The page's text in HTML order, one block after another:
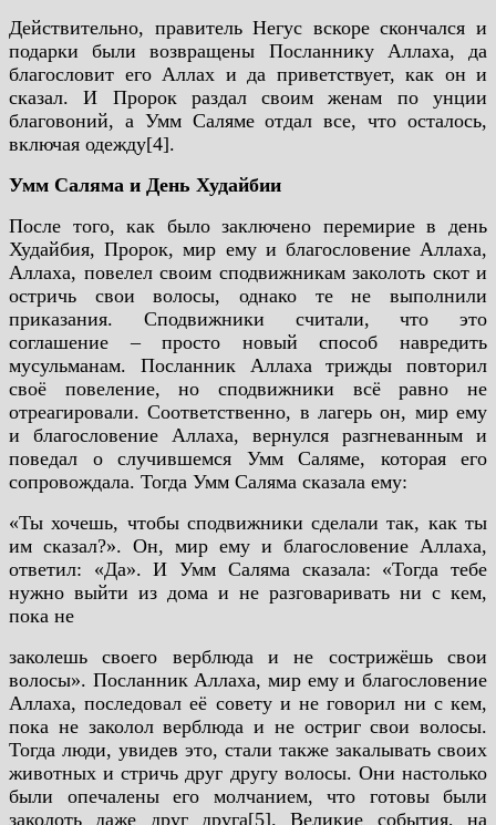
Действительно, правитель Негус вскоре скончался и
подарки были возвращены Посланнику Аллаха, да
благословит его Аллах и да приветствует, как он и
сказал. И Пророк раздал своим женам по унции
благовоний, а Умм Саляме отдал все, что осталось,
включая одежду[4].
Умм Саляма и День Худайбии
После того, как было заключено перемирие в день
Худайбия, Пророк, мир ему и благословение Аллаха,
Аллаха, повелел своим сподвижникам заколоть скот и
остричь свои волосы, однако те не выполнили
приказания. Сподвижники считали, что это
соглашение – просто новый способ навредить
мусульманам. Посланник Аллаха трижды повторил
своё повеление, но сподвижники всё равно не
отреагировали. Соответственно, в лагерь он, мир ему
и благословение Аллаха, вернулся разгневанным и
поведал о случившемся Умм Саляме, которая его
сопровождала. Тогда Умм Саляма сказала ему:
«Ты хочешь, чтобы сподвижники сделали так, как ты
им сказал?». Он, мир ему и благословение Аллаха,
ответил: «Да». И Умм Саляма сказала: «Тогда тебе
нужно выйти из дома и не разговаривать ни с кем,
пока не
заколешь своего верблюда и не сострижёшь свои
волосы». Посланник Аллаха, мир ему и благословение
Аллаха, последовал её совету и не говорил ни с кем,
пока не заколол верблюда и не остриг свои волосы.
Тогда люди, увидев это, стали также закалывать своих
животных и стричь друг другу волосы. Они настолько
были опечалены его молчанием, что готовы были
заколоть даже друг друга[5].Великие события, на